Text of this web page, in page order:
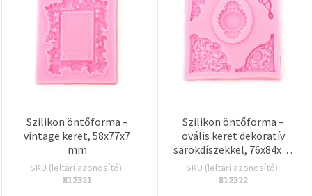
Szilikon öntőforma –
vintage keret, 58x77x7
mm
SKU (leltári azonosító):
812321
Szilikon öntőforma –
ovális keret dekoratív
sarokdíszekkel, 76x84x10
mm
SKU (leltári azonosító):
812322